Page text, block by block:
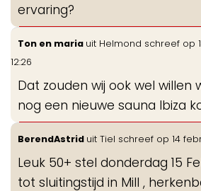
ervaring?
Ton en maria uit Helmond schreef op
12:26
Dat zouden wij ook wel willen
nog een nieuwe sauna Ibiza
BerendAstrid uit Tiel schreef op 14
Leuk 50+ stel donderdag 15
tot sluitingstijd in Mill ,